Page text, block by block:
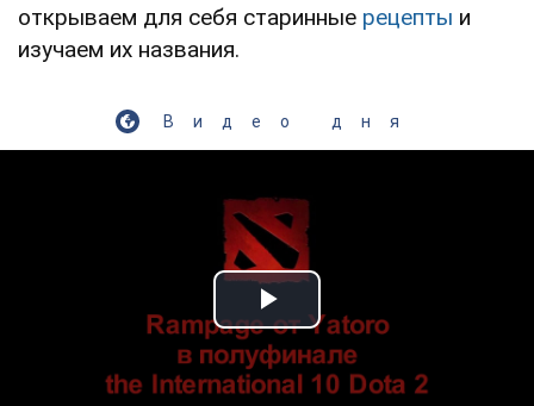
открываем для себя старинные рецепты и
изучаем их названия.
Видео дня
Play Video